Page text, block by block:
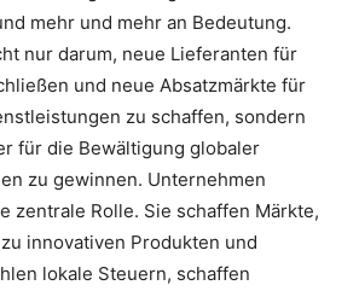
mehr und mehr an Bedeutung.
nur darum, neue Lieferanten für
und neue Absatzmärkte für
zu schaffen, sondern
für die Bewältigung globaler
zu gewinnen. Unternehmen
zentrale Rolle. Sie schaffen Märkte,
innovativen Produkten und
lokale Steuern, schaffen